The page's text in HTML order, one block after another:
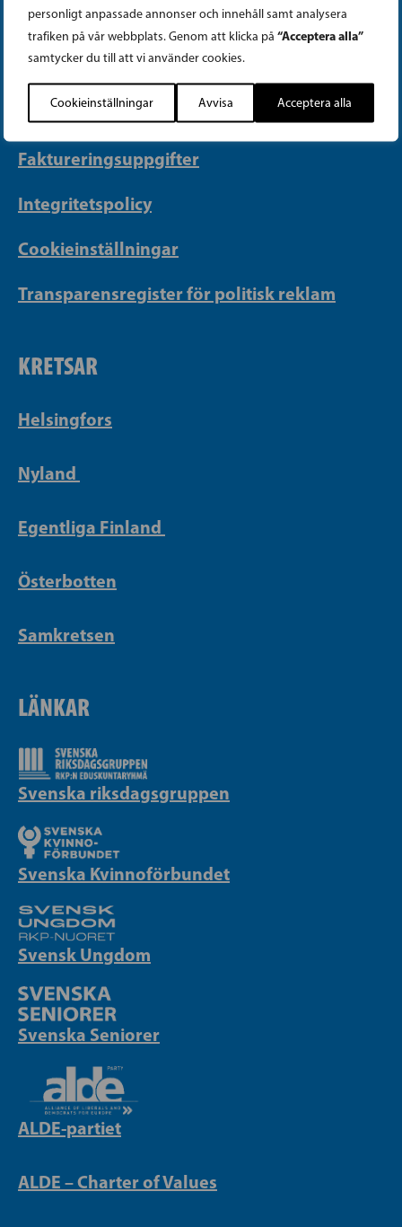
personligt anpassade annonser och innehåll samt analysera
trafiken på vår webbplats. Genom att klicka på “Acceptera alla”
samtycker du till att vi använder cookies.
Cookieinställningar Avvisa Acceptera alla
Telefon (09) 693 070
PB 430, 00101 Helsingfors
Georgsgatan 27, 00100 Helsingfors
info@sfp.fi
Faktureringsuppgifter
Integritetspolicy
Cookieinställningar
Transparensregister för politisk reklam
KRETSAR
Helsingfors
Nyland
Egentliga Finland
Österbotten
Samkretsen
LÄNKAR
Svenska riksdagsgruppen
Svenska Kvinnoförbundet
Svensk Ungdom
Svenska Seniorer
ALDE-partiet
ALDE – Charter of Values